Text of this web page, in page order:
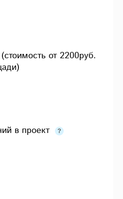
от 2200руб.
в проект